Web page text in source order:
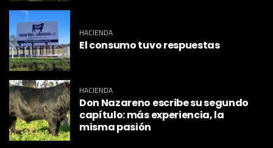
HACIENDA
El consumo tuvo respuestas
HACIENDA
Don Nazareno escribe su segundo
capítulo: más experiencia, la
misma pasión